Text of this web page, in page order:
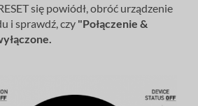
się powiódł, obróć urządzenie
i sprawdź, czy "Połączenie &